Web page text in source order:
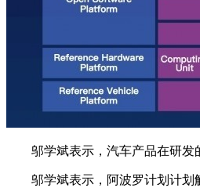
邬学斌表示，汽车产品在研发的
邬学斌表示，阿波罗计划计划解